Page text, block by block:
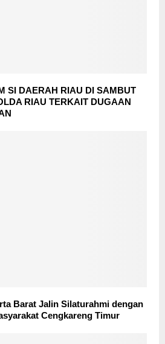
SI DAERAH RIAU DI SAMBUT
RIAU TERKAIT DUGAAN
Barat Jalin Silaturahmi dengan
Cengkareng Timur